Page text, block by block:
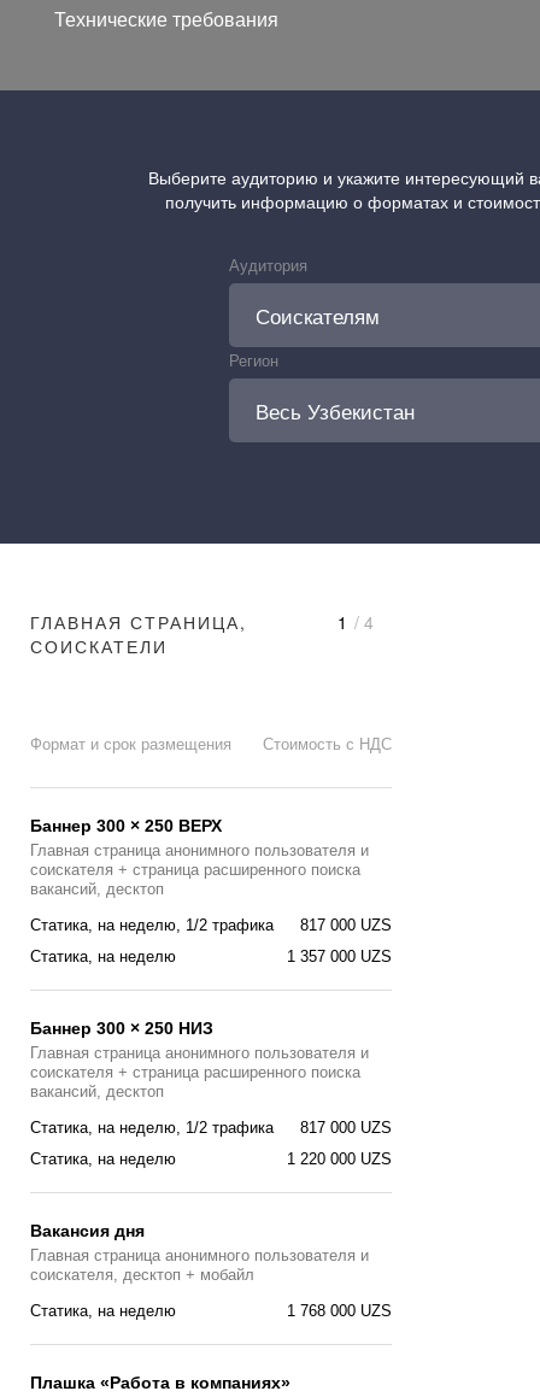
Технические требования
Выберите аудиторию и укажите интересующий
получить информацию о форматах и
Аудитория
Регион
1 / 4
ГЛАВНАЯ СТРАНИЦА,
СОИСКАТЕЛИ
Формат и срок размещения Стоимость с НДС
Баннер 300 × 250 ВЕРХ
Главная страница анонимного пользователя и
соискателя + страница расширенного поиска
вакансий, десктоп
817 000 UZS
Статика, на неделю, 1/2 трафика
1 357 000 UZS
Статика, на неделю
Баннер 300 × 250 НИЗ
Главная страница анонимного пользователя и
соискателя + страница расширенного поиска
вакансий, десктоп
817 000 UZS
Статика, на неделю, 1/2 трафика
1 220 000 UZS
Статика, на неделю
Вакансия дня
Главная страницa анонимного пользователя и
соискателя, десктоп + мобайл
1 768 000 UZS
Статика, на неделю
Плашка «Работа в компаниях»